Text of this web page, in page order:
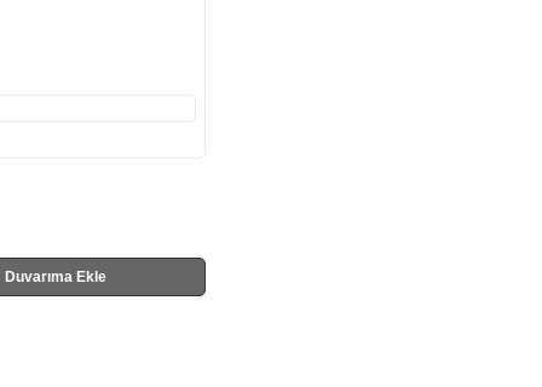
Duvarıma Ekle